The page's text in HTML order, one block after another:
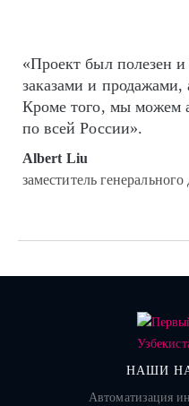
«Проект был полезен
заказами и продажами,
Кроме того, мы можем
по всей России».
Albert Liu
заместитель
НАШИ
Автоматизация